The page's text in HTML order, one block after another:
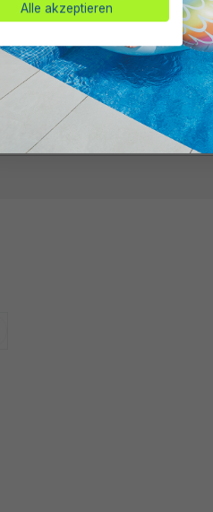
Alle akzeptieren